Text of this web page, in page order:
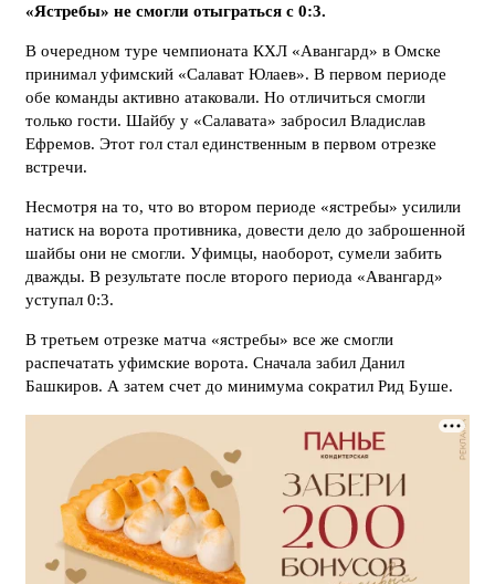
«Ястребы» не смогли отыграться с 0:3.
В очередном туре чемпионата КХЛ «Авангард» в Омске
принимал уфимский «Салават Юлаев». В первом периоде
обе команды активно атаковали. Но отличиться смогли
только гости. Шайбу у «Салавата» забросил Владислав
Ефремов. Этот гол стал единственным в первом отрезке
встречи.
Несмотря на то, что во втором периоде «ястребы» усилили
натиск на ворота противника, довести дело до заброшенной
шайбы они не смогли. Уфимцы, наоборот, сумели забить
дважды. В результате после второго периода «Авангард»
уступал 0:3.
В третьем отрезке матча «ястребы» все же смогли
распечатать уфимские ворота. Сначала забил Данил
Башкиров. А затем счет до минимума сократил Рид Буше.